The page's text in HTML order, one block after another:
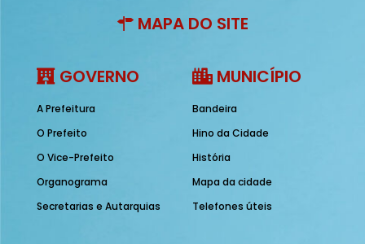
MAPA DO SITE
GOVERNO
A Prefeitura
O Prefeito
O Vice-Prefeito
Organograma
Secretarias e Autarquias
MUNICÍPIO
Bandeira
Hino da Cidade
História
Mapa da cidade
Telefones úteis